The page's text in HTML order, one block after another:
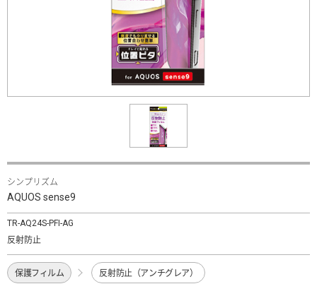
シンプリズム
AQUOS sense9
TR-AQ24S-PFI-AG
反射防止
保護フィルム 反射防止（アンチグレア）